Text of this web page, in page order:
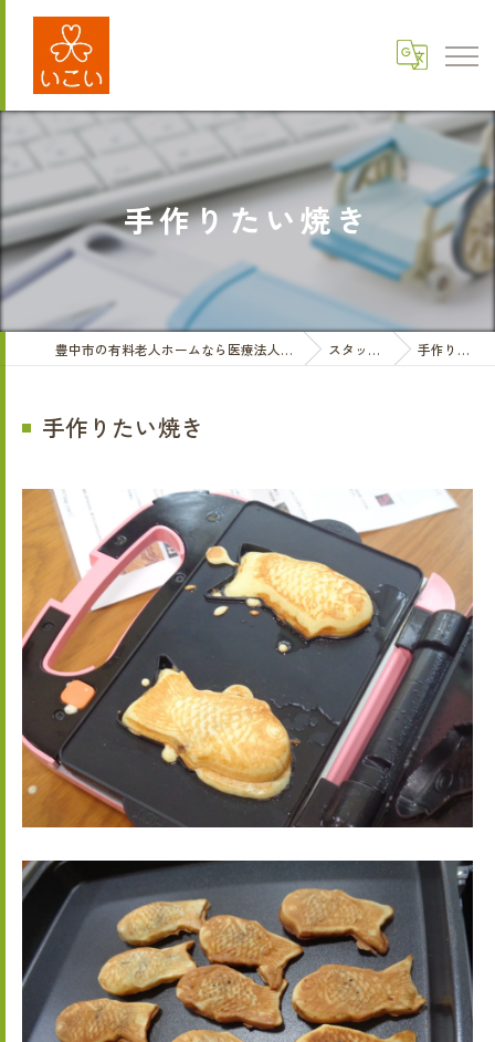
手作りたい焼き
豊中市の有料老人ホームなら医療法人三和会 有料老人ホームいこい スタッフブログ 手作りたい焼き
手作りたい焼き